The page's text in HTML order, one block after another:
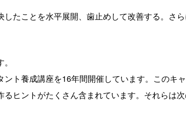
したことを水平展開、歯止めして改善する。さ
ト養成講座を16年間開催しています。このキ
るヒントがたくさん含まれています。それらは